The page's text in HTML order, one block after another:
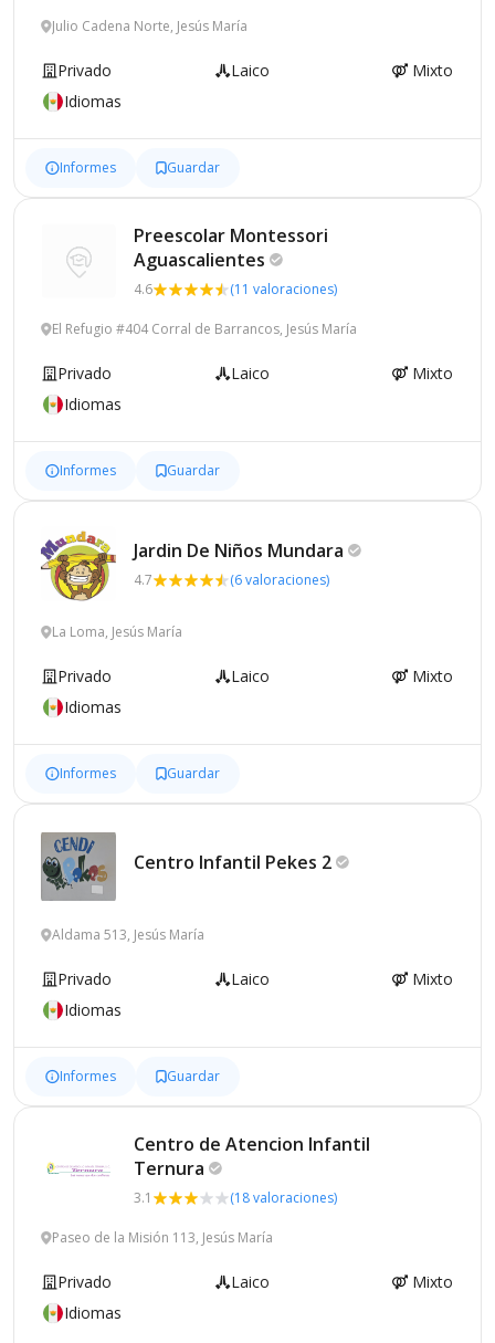
Julio Cadena Norte, Jesús María
Privado Laico
Mixto
Idiomas
Informes Guardar
Preescolar Montessori
Aguascalientes
4.6 (11 valoraciones)
El Refugio #404 Corral de Barrancos, Jesús María
Privado Laico
Mixto
Idiomas
Informes Guardar
Jardin De Niños Mundara
4.7 (6 valoraciones)
La Loma, Jesús María
Privado Laico
Mixto
Idiomas
Informes Guardar
Centro Infantil Pekes 2
Aldama 513, Jesús María
Privado Laico
Mixto
Idiomas
Informes Guardar
Centro de Atencion Infantil
Ternura
3.1 (18 valoraciones)
Paseo de la Misión 113, Jesús María
Privado Laico
Mixto
Idiomas